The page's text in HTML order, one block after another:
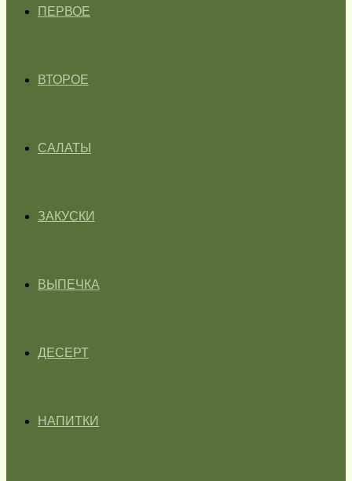
ПЕРВОЕ
ВТОРОЕ
САЛАТЫ
ЗАКУСКИ
ВЫПЕЧКА
ДЕСЕРТ
НАПИТКИ